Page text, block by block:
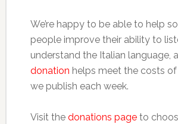
We’re happy to be able to help
people improve their ability to
understand the Italian language,
donation helps meet the costs
we publish each week.
Visit the donations pageto